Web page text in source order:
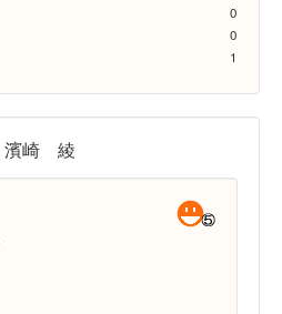
0
0
1
濱崎 綾